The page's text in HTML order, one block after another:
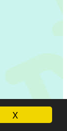
X